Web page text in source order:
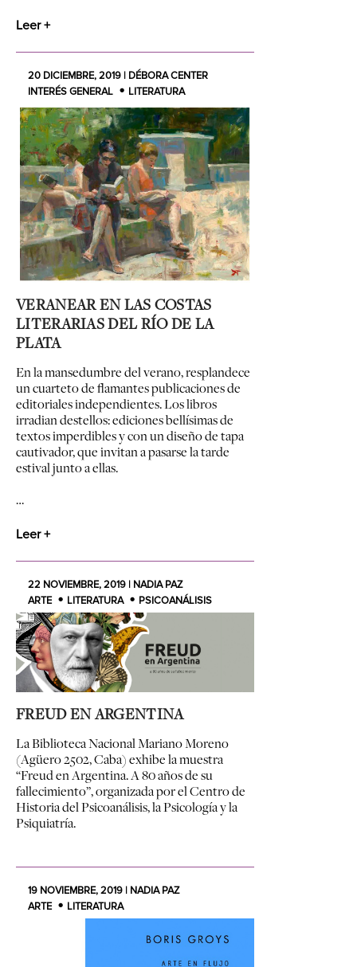
Leer +
20 DICIEMBRE, 2019 | DÉBORA CENTER
INTERÉS GENERAL
LITERATURA
VERANEAR EN LAS COSTAS
LITERARIAS DEL RÍO DE LA
PLATA
En la mansedumbre del verano, resplandece
un cuarteto de flamantes publicaciones de
editoriales independientes. Los libros
irradian destellos: ediciones bellísimas de
textos imperdibles y con un diseño de tapa
cautivador, que invitan a pasarse la tarde
estival junto a ellas.
…
Leer +
22 NOVIEMBRE, 2019 | NADIA PAZ
ARTE
LITERATURA PSICOANÁLISIS
FREUD EN ARGENTINA
La Biblioteca Nacional Mariano Moreno
(Agüero 2502, Caba) exhibe la muestra
“Freud en Argentina. A 80 años de su
fallecimiento”, organizada por el Centro de
Historia del Psicoanálisis, la Psicología y la
Psiquiatría.
19 NOVIEMBRE, 2019 | NADIA PAZ
ARTE
LITERATURA